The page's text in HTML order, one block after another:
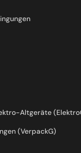
Altgeräte
(VerpackG)